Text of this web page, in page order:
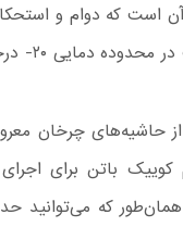
که دوام و استحکام
حاشیه‌های چرخان
باتن برای
که می‌توانید